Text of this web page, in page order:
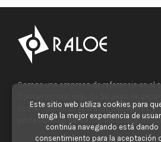
Somos una empresa de referencia en el
Contamos con más de 50 años de
comercializando Aparatos Elevadores y
profesionales del sector en todo el
Este sitio web utiliza cookies para
tenga la mejor experiencia de
continúa navegando está dando
consentimiento para la aceptación